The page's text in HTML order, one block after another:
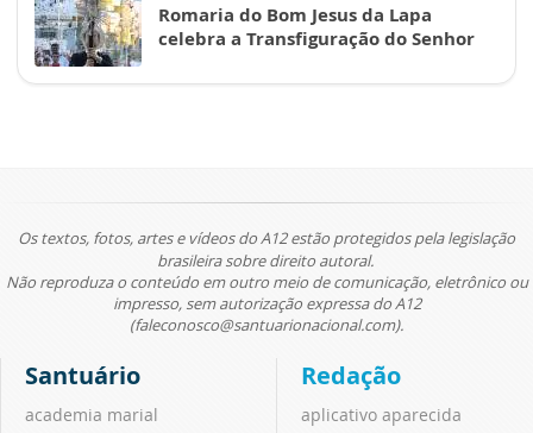
Romaria do Bom Jesus da Lapa
celebra a Transfiguração do Senhor
Os textos, fotos, artes e vídeos do A12 estão protegidos pela legislação
brasileira sobre direito autoral.
Não reproduza o conteúdo em outro meio de comunicação, eletrônico ou
impresso, sem autorização expressa do A12
(faleconosco@santuarionacional.com).
Santuário
academia marial
Redação
aplicativo aparecida